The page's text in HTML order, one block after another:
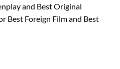
and Best Original
Best Foreign Film and Best